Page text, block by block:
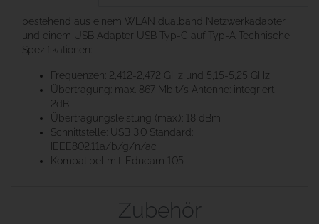
bestehend aus einem WLAN dualband Netzwerkadapter
und einem USB Adapter USB Typ-C auf Typ-A Technische
Spezifikationen:
Frequenzen: 2,412-2,472 GHz und 5,15-5,25 GHz
Übertragung: max. 867 Mbit/s Antenne: integriert
2dBi
Übertragungsleistung (max.): 18 dBm
Schnittstelle: USB 3.0 Standard:
IEEE802.11a/b/g/n/ac
Kompatibel mit: Educam 105
Zubehör